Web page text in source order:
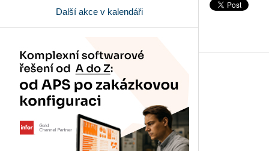
Další akce v kalendáři